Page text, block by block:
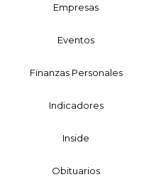
Empresas
Eventos
Finanzas Personales
Indicadores
Inside
Obituarios